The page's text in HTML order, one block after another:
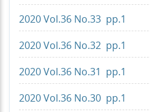
2020 Vol.36 No.33 pp.1
2020 Vol.36 No.32 pp.1
2020 Vol.36 No.31 pp.1
2020 Vol.36 No.30 pp.1